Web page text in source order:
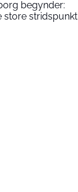
begynder:
store stridspunkt